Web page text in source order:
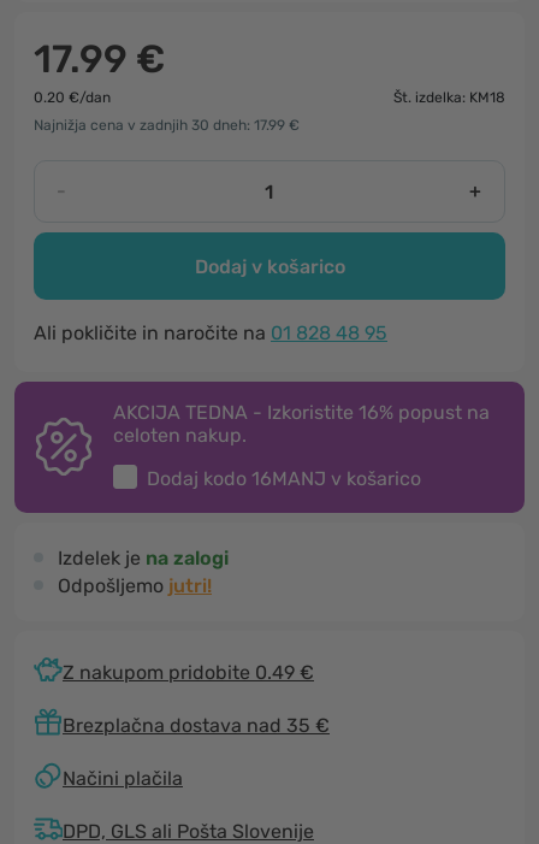
17.99 €
0.20 €/dan
Št. izdelka: KM18
Najnižja cena v zadnjih 30 dneh: 17.99 €
- +
Dodaj v košarico
Ali pokličite in naročite na 01 828 48 95
AKCIJA TEDNA - Izkoristite 16% popust na
celoten nakup.
Dodaj kodo 16MANJ v košarico
Izdelek je na zalogi
Odpošljemo jutri!
Z nakupom pridobite 0.49 €
Brezplačna dostava nad 35 €
Načini plačila
DPD, GLS ali Pošta Slovenije